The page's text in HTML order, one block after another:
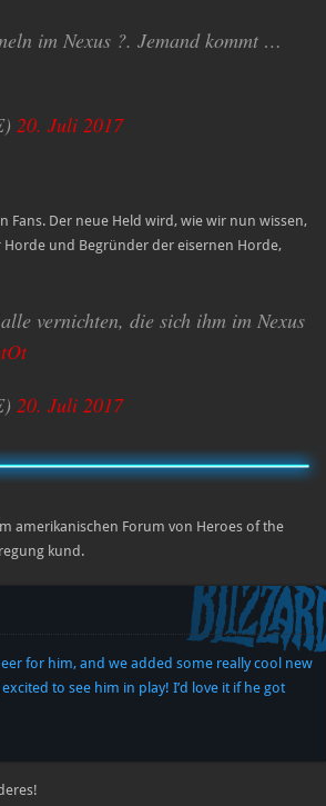
im Nexus ?. Jemand kommt …
20. Juli 2017
Fans. Der neue Held wird, wie wir nun wissen,
und Begründer der eisernen Horde,
vernichten, die sich ihm im Nexus
20. Juli 2017
amerikanischen Forum von Heroes of the
kund.
for him, and we added some really cool new
to see him in play! I’d love it if he got